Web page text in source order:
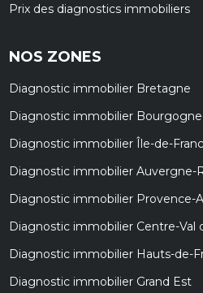
Prix des diagnostics immobiliers
NOS ZONES
Diagnostic immobilier Bretagne
Diagnostic immobilier
Diagnostic immobilier Île-de-
Diagnostic immobilier Auvergne-
Diagnostic immobilier Provence-
Diagnostic immobilier Centre-Val
Diagnostic immobilier Hauts-de-
Diagnostic immobilier Grand Est